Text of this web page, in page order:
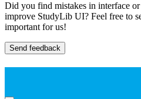
Did you find mistakes in interface
improve StudyLib UI? Feel free to
important for us!
Send feedback